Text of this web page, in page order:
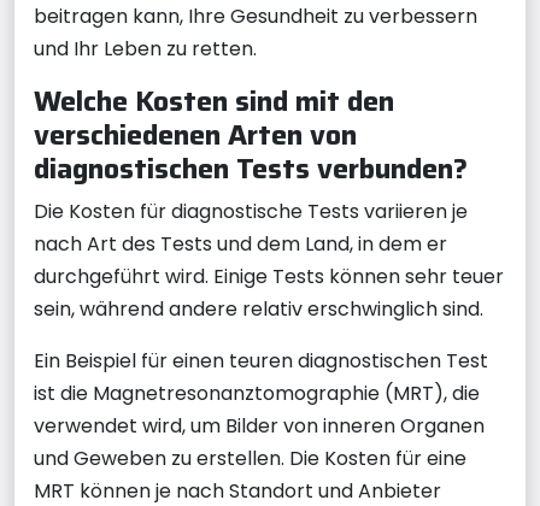
beitragen kann, Ihre Gesundheit zu verbessern
und Ihr Leben zu retten.
Welche Kosten sind mit den
verschiedenen Arten von
diagnostischen Tests verbunden?
Die Kosten für diagnostische Tests variieren je
nach Art des Tests und dem Land, in dem er
durchgeführt wird. Einige Tests können sehr teuer
sein, während andere relativ erschwinglich sind.
Ein Beispiel für einen teuren diagnostischen Test
ist die Magnetresonanztomographie (MRT), die
verwendet wird, um Bilder von inneren Organen
und Geweben zu erstellen. Die Kosten für eine
MRT können je nach Standort und Anbieter